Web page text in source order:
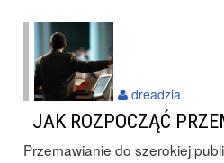
JAK ROZPOCZĄĆ
Przemawianie do szerokiej
dreadzia